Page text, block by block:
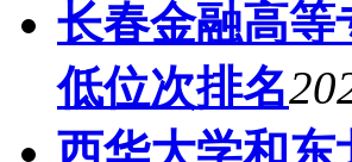
长春金融高等
低位次排名